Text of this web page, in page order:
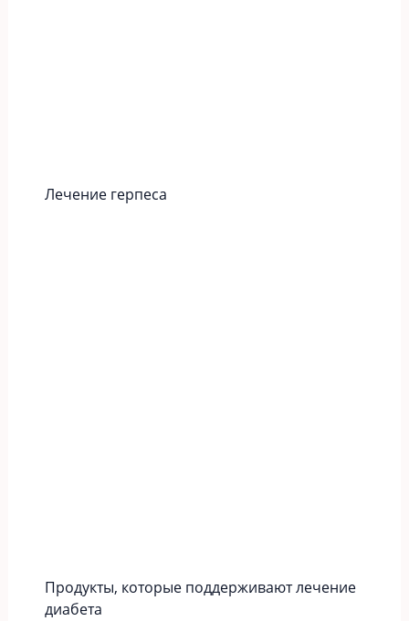
Лечение герпеса
Продукты, которые поддерживают лечение
диабета